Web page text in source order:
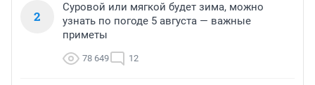
2
Суровой или мягкой будет зима, можно
узнать по погоде 5 августа — важные
приметы
78 649 12